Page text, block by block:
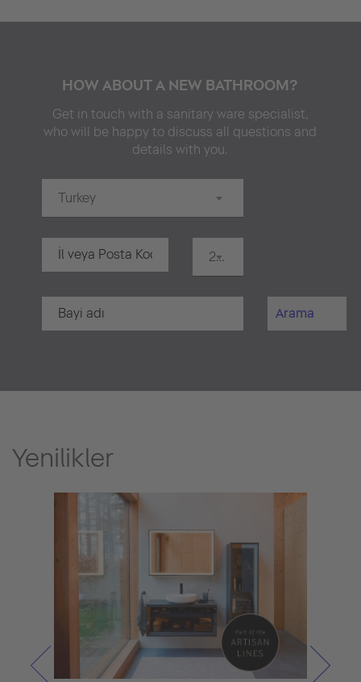
HOW ABOUT A NEW BATHROOM?
Get in touch with a sanitary ware specialist,
who will be happy to discuss all questions and
details with you.
Turkey
20 km
Arama
Yenilikler